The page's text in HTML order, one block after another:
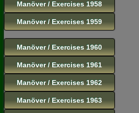
Manöver / Exercises 1958
Manöver / Exercises 1959
Manöver / Exercises 1960
Manöver / Exercises 1961
Manöver / Exercises 1962
Manöver / Exercises 1963